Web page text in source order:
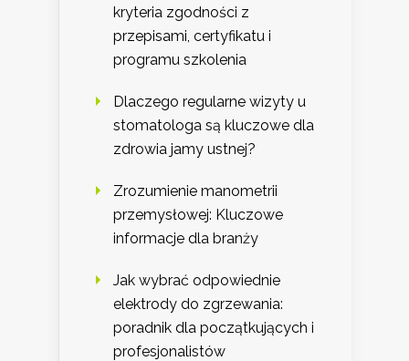
kryteria zgodności z
przepisami, certyfikatu i
programu szkolenia
Dlaczego regularne wizyty u
stomatologa są kluczowe dla
zdrowia jamy ustnej?
Zrozumienie manometrii
przemysłowej: Kluczowe
informacje dla branży
Jak wybrać odpowiednie
elektrody do zgrzewania:
poradnik dla początkujących i
profesjonalistów